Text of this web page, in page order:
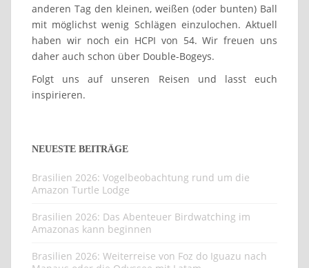
anderen Tag den kleinen, weißen (oder bunten) Ball
mit möglichst wenig Schlägen einzulochen. Aktuell
haben wir noch ein HCPI von 54. Wir freuen uns
daher auch schon über Double-Bogeys.
Folgt uns auf unseren Reisen und lasst euch
inspirieren.
NEUESTE BEITRÄGE
Brasilien 2026: Vogelbeobachtung rund um die
Amazon Turtle Lodge
Brasilien 2026: Das Abenteuer Birdwatching im
Amazonas kann beginnen
Brasilien 2026: Weiterreise von Foz do Iguazu nach